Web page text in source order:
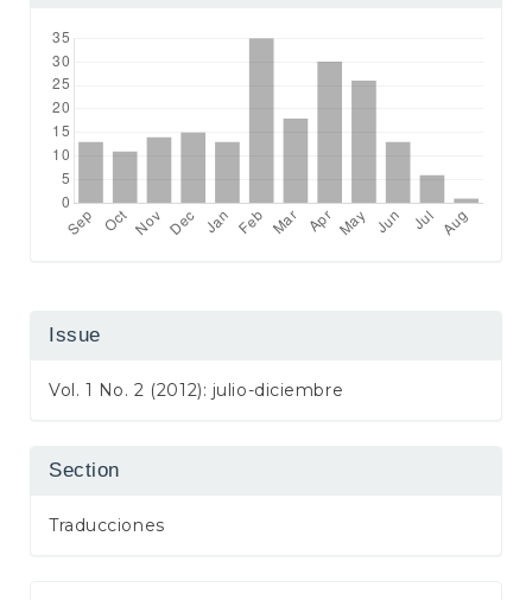
Issue
Vol. 1 No. 2 (2012): julio-diciembre
Section
Traducciones